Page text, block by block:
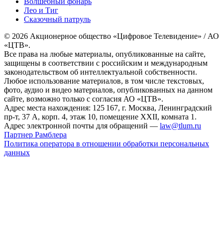
Лео и Тиг
Сказочный патруль
© 2026 Акционерное общество «Цифровое Телевидение» / АО
«ЦТВ».
Все права на любые материалы, опубликованные на сайте,
защищены в соответствии с российским и международным
законодательством об интеллектуальной собственности.
Любое использование материалов, в том числе текстовых,
фото, аудио и видео материалов, опубликованных на данном
сайте, возможно только с согласия АО «ЦТВ».
Адрес места нахождения: 125 167, г. Москва, Ленинградский
пр-т, 37 А, корп. 4, этаж 10, помещение XXII, комната 1.
Адрес электронной почты для обращений — law@tlum.ru
Партнер Рамблера
Политика оператора в отношении обработки персональных
данных